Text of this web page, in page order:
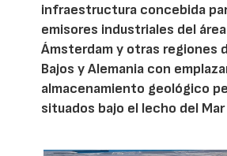
infraestructura concebida
emisores industriales del
Ámsterdam y otras regiones
Bajos y Alemania con
almacenamiento geológico
situados bajo el lecho del